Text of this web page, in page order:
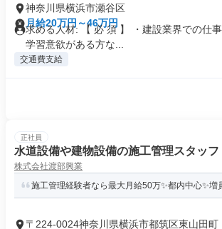
神奈川県横浜市瀬谷区
月給20万円～46万円
求める人材: 【 必 須 】 ・建設業界での仕
学習意欲がある方な...
交通費支給
正社員
水道設備や建物設備の施工管理スタッフ
株式会社渡部興業
施工管理経験者なら最大月給50万✨都内中心✨増
〒224-0024神奈川県横浜市都筑区東山田町